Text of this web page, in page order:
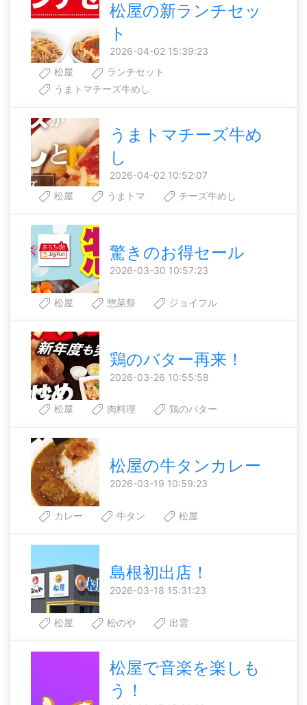
松屋の新ランチセッ
ト
2026-04-02 15:39:23
松屋
ランチセット
うまトマチーズ牛めし
うまトマチーズ牛め
し
2026-04-02 10:52:07
松屋
うまトマ チーズ牛めし
驚きのお得セール
2026-03-30 10:57:23
松屋 惣菜祭 ジョイフル
鶏のバター再来！
2026-03-26 10:55:58
松屋 肉料理 鶏のバター
松屋の牛タンカレー
2026-03-19 10:59:23
カレー 牛タン 松屋
島根初出店！
2026-03-18 15:31:23
松屋 松のや 出雲
松屋で音楽を楽しも
う！